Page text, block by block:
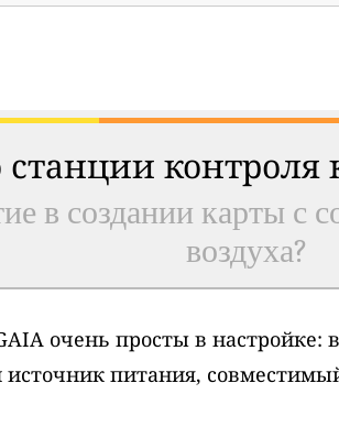
контроля
в создании карты с
воздуха?
очень просты в настройке:
питания,